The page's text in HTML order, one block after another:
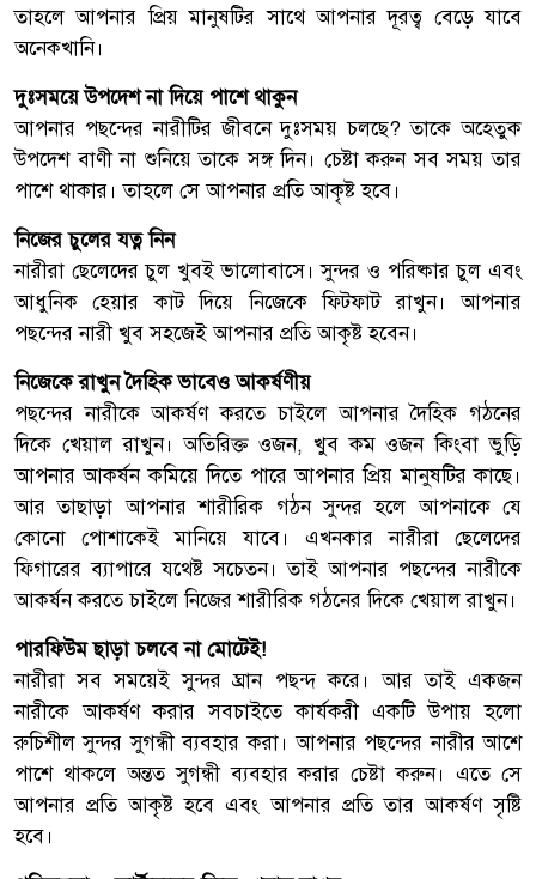
তাহলে আপনার প্রিয় মানুষটির সাথে আপনার দূরত্ব বেড়ে যাবে
অনেকখানি।
দুঃসময়ে উপদেশ না দিয়ে পাশে থাকুন
আপনার পছন্দের নারীটির জীবনে দুঃসময় চলছে? তাকে অহেতুক
উপদেশ বাণী না শুনিয়ে তাকে সঙ্গ দিন। চেষ্টা করুন সব সময় তার
পাশে থাকার। তাহলে সে আপনার প্রতি আকৃষ্ট হবে।
নিজের চুলের যত্ন নিন
নারীরা ছেলেদের চুল খুবই ভালোবাসে। সুন্দর ও পরিষ্কার চুল এবং
আধুনিক হেয়ার কাট দিয়ে নিজেকে ফিটফাট রাখুন। আপনার
পছন্দের নারী খুব সহজেই আপনার প্রতি আকৃষ্ট হবেন।
নিজেকে রাখুন দৈহিক ভাবেও আকর্ষণীয়
পছন্দের নারীকে আকর্ষণ করতে চাইলে আপনার দৈহিক গঠনের
দিকে খেয়াল রাখুন। অতিরিক্ত ওজন, খুব কম ওজন কিংবা ভুড়ি
আপনার আকর্ষন কমিয়ে দিতে পারে আপনার প্রিয় মানুষটির কাছে।
আর তাছাড়া আপনার শারীরিক গঠন সুন্দর হলে আপনাকে যে
কোনো পোশাকেই মানিয়ে যাবে। এখনকার নারীরা ছেলেদের
ফিগারের ব্যাপারে যথেষ্ট সচেতন। তাই আপনার পছন্দের নারীকে
আকর্ষন করতে চাইলে নিজের শারীরিক গঠনের দিকে খেয়াল রাখুন।
পারফিউম ছাড়া চলবে না মোটেই!
নারীরা সব সময়েই সুন্দর ঘ্রান পছন্দ করে। আর তাই একজন
নারীকে আকর্ষণ করার সবচাইতে কার্যকরী একটি উপায় হলো
রুচিশীল সুন্দর সুগন্ধী ব্যবহার করা। আপনার পছন্দের নারীর আশে
পাশে থাকলে অন্তত সুগন্ধী ব্যবহার করার চেষ্টা করুন। এতে সে
আপনার প্রতি আকৃষ্ট হবে এবং আপনার প্রতি তার আকর্ষণ সৃষ্টি
হবে।